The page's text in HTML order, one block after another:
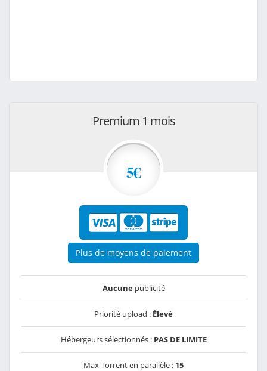
Premium 1 mois
5€
Plus de moyens de paiement
Aucunepublicité
Priorité upload : Élevé
Hébergeurs sélectionnés : PAS DE LIMITE
Max Torrent en parallèle : 15